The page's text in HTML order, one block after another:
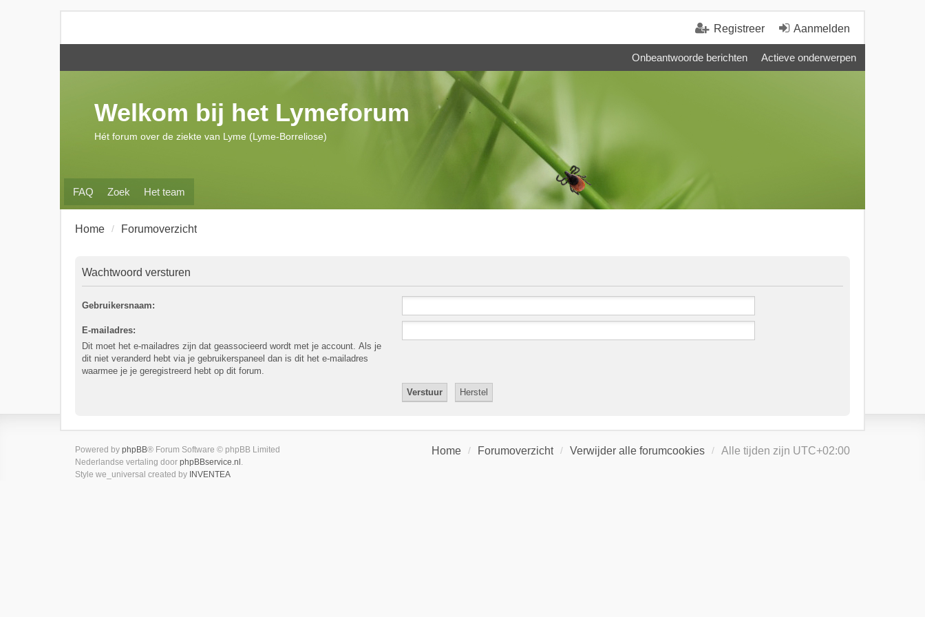
Aanmelden
Registreer
Onbeantwoorde berichten Actieve onderwerpen
FAQ Zoek Het team
Welkom bij het Lymeforum
Hét forum over de ziekte van Lyme (Lyme-Borreliose)
Home Forumoverzicht
Wachtwoord versturen
Gebruikersnaam:
E-mailadres:
Dit moet het e-mailadres zijn dat geassocieerd wordt met je account. Als je
dit niet veranderd hebt via je gebruikerspaneel dan is dit het e-mailadres
waarmee je je geregistreerd hebt op dit forum.
Home Forumoverzicht Verwijder alle forumcookies Alle tijden zijn UTC+02:00
Powered by phpBB® Forum Software © phpBB Limited
Nederlandse vertaling door phpBBservice.nl .
Style we_universal created by INVENTEA